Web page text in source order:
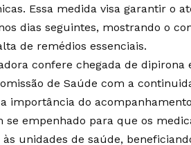
Essa medida visa garantir o
dias seguintes, mostrando o
de remédios essenciais.
confere chegada de dipirona
de Saúde com a
importância do
se empenhado para que os
unidades de saúde,